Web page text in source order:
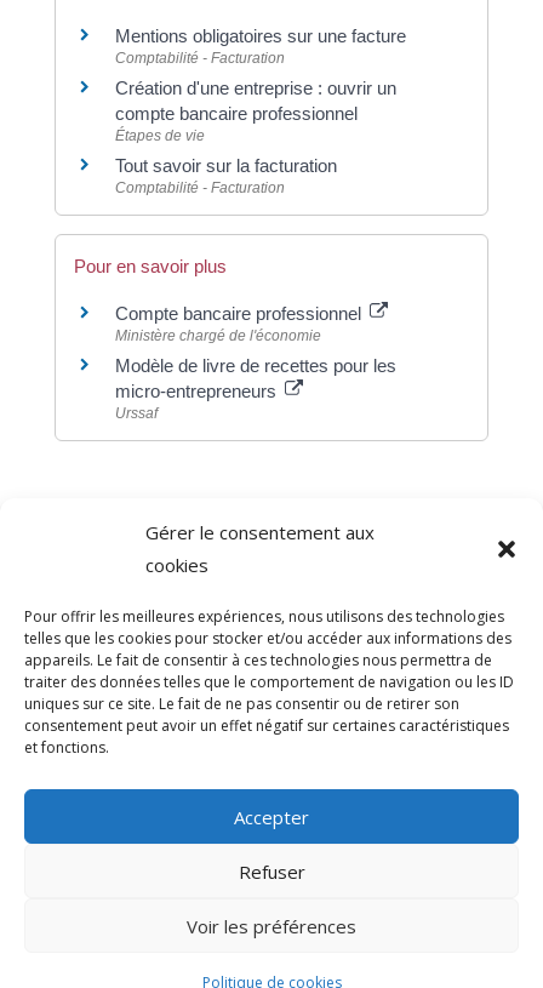
Gérer le consentement aux
cookies
Pour offrir les meilleures expériences, nous utilisons des technologies
telles que les cookies pour stocker et/ou accéder aux informations des
appareils. Le fait de consentir à ces technologies nous permettra de
traiter des données telles que le comportement de navigation ou les ID
uniques sur ce site. Le fait de ne pas consentir ou de retirer son
consentement peut avoir un effet négatif sur certaines caractéristiques
et fonctions.
Accepter
Refuser
Voir les préférences
Politique de cookies
Mentions obligatoires sur une facture
Comptabilité - Facturation
Création d'une entreprise : ouvrir un
compte bancaire professionnel
Étapes de vie
Tout savoir sur la facturation
Comptabilité - Facturation
Pour en savoir plus
Compte bancaire professionnel
Ministère chargé de l'économie
Modèle de livre de recettes pour les
micro-entrepreneurs
Urssaf
Direction de l'information légale et administrative
comarquage developpé par
© 2026 Mairie de Sainte-Léocadie | Site